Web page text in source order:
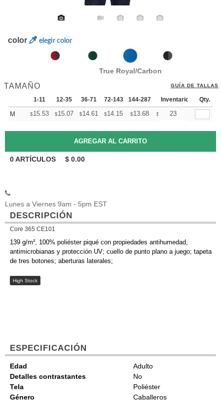
color elegir color
True Royal/Carbon
TAMAÑO GUÍA DE TALLAS
1-11 12-35 36-71 72-143 144-287 288 + Mas
Inventario Qty.
M $15.53 $15.07 $14.61 $14.15 $13.68 $ 13.45
23
0ARTÍCULOS $ 0.00
Lunes a Viernes 9am - 5pm EST
DESCRIPCIÓN
Core 365 CE101
139 g/m², 100% poliéster piqué con propiedades antihumedad,
antimicrobianas y protección UV; cuello de punto plano a juego; tapeta
de tres botones; aberturas laterales;
High Stock
ESPECIFICACIÓN
Edad
Adulto
Detalles contrastantes
No
Tela
Poliéster
Género
Caballeros